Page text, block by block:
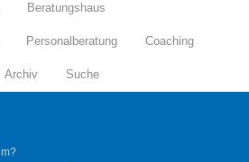
Beratungshaus
Personalberatung Coaching
Archiv Suche